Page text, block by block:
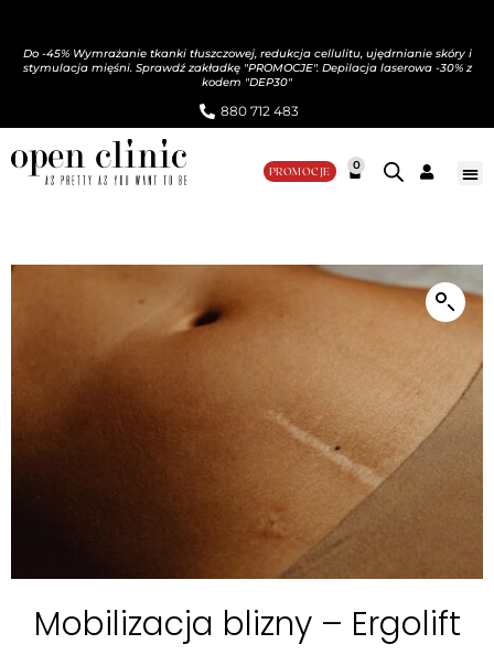
Do -45% Wymrażanie tkanki tłuszczowej, redukcja cellulitu, ujędrnianie skóry i
stymulacja mięśni. Sprawdź zakładkę "PROMOCJE". Depilacja laserowa -30% z
kodem "DEP30"
880 712 483​
PROMOCJE 0
Mobilizacja blizny – Ergolift